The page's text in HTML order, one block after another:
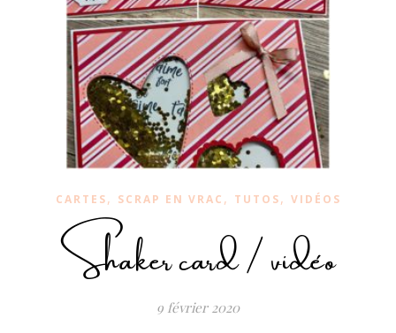
CARTES, SCRAP EN VRAC , TUTOS, VIDÉOS
Shaker card / vidéo
9 février 2020